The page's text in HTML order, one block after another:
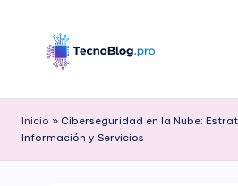
l
o
Inicio » Ciberseguridad en la Nube:
Información y Servicios